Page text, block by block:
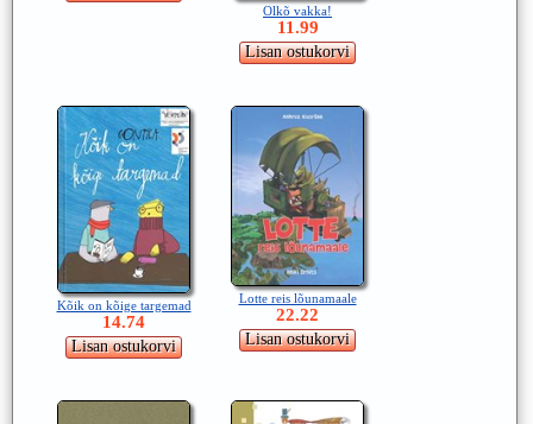
Olkõ vakka!
11.99
Kõik on kõige targemad
14.74
Lotte reis lõunamaale
22.22